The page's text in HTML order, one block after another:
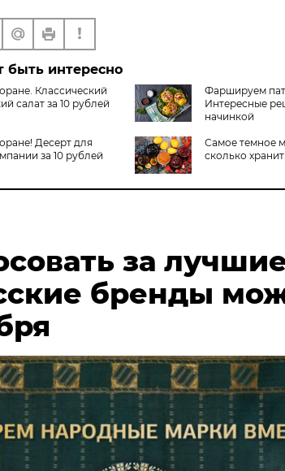
интересно
Классический
салат за 10 рублей
Фаршируем
Интересные
начинкой
Десерт для
за 10 рублей
Самое темное
сколько
за
бренды